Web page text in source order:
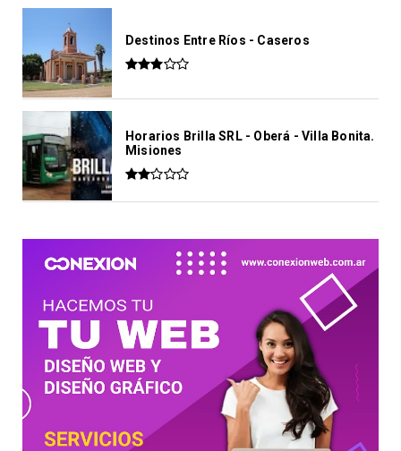
Destinos Entre Ríos - Caseros
Horarios Brilla SRL - Oberá - Villa Bonita.
Misiones